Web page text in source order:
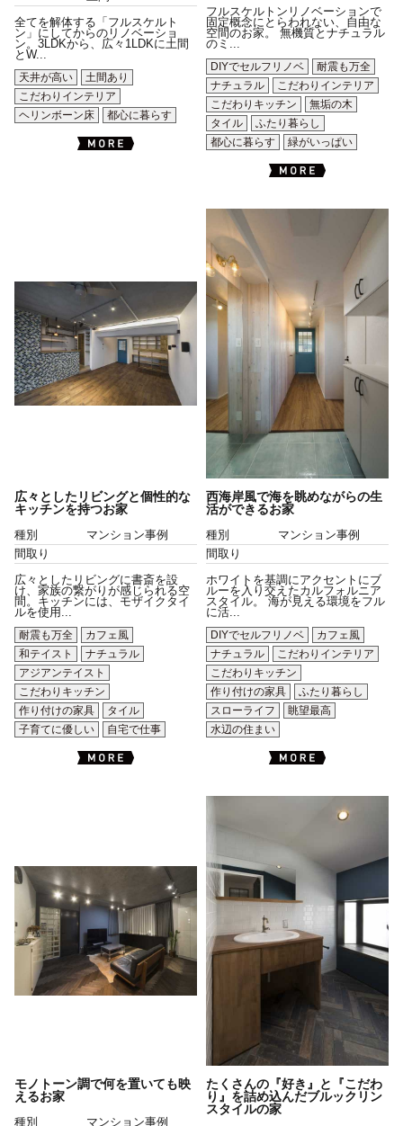
全てを解体する「フルスケルト
ン」にしてからのリノベーショ
ン。3LDKから、広々1LDKに土間
とW...
天井が高い
土間あり
こだわりインテリア
ヘリンボーン床
都心に暮らす
フルスケルトンリノベーションで
固定概念にとらわれない、自由な
空間のお家。 無機質とナチュラル
のミ...
DIYでセルフリノベ
耐震も万全
ナチュラル
こだわりインテリア
こだわりキッチン
無垢の木
タイル
ふたり暮らし
都心に暮らす
緑がいっぱい
広々としたリビングと個性的な
キッチンを持つお家
種別
マンション事例
間取り
広々としたリビングに書斎を設
け、家族の繋がりが感じられる空
間。キッチンには、モザイクタイ
ルを使用...
耐震も万全
カフェ風
和テイスト
ナチュラル
アジアンテイスト
こだわりキッチン
作り付けの家具
タイル
子育てに優しい
自宅で仕事
西海岸風で海を眺めながらの生
活ができるお家
種別
マンション事例
間取り
ホワイトを基調にアクセントにブ
ルーを入り交えたカルフォルニア
スタイル。 海が見える環境をフル
に活...
DIYでセルフリノベ
カフェ風
ナチュラル
こだわりインテリア
こだわりキッチン
作り付けの家具
ふたり暮らし
スローライフ
眺望最高
水辺の住まい
モノトーン調で何を置いても映
えるお家
種別
マンション事例
たくさんの『好き』と『こだわ
り』を詰め込んだブルックリン
スタイルの家